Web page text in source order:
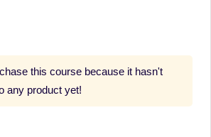
this course because it hasn't
any product yet!